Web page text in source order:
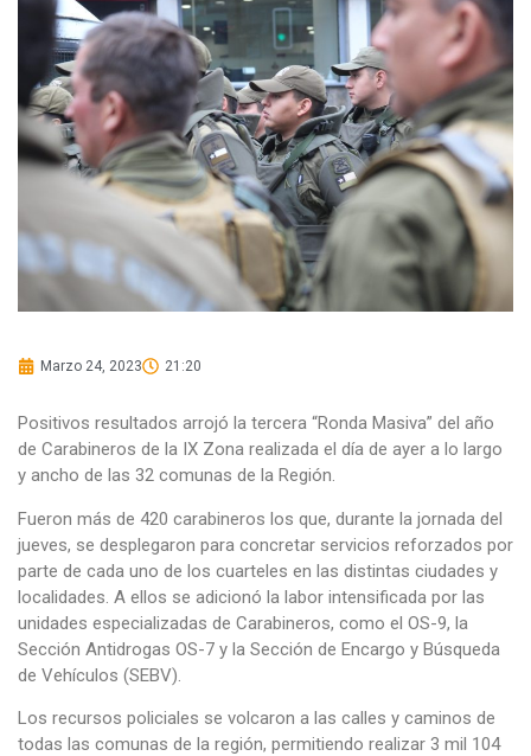
Marzo 24, 2023 21:20
Positivos resultados arrojó la tercera “Ronda Masiva” del año
de Carabineros de la IX Zona realizada el día de ayer a lo largo
y ancho de las 32 comunas de la Región.
Fueron más de 420 carabineros los que, durante la jornada del
jueves, se desplegaron para concretar servicios reforzados por
parte de cada uno de los cuarteles en las distintas ciudades y
localidades. A ellos se adicionó la labor intensificada por las
unidades especializadas de Carabineros, como el OS-9, la
Sección Antidrogas OS-7 y la Sección de Encargo y Búsqueda
de Vehículos (SEBV).
Los recursos policiales se volcaron a las calles y caminos de
todas las comunas de la región, permitiendo realizar 3 mil 104